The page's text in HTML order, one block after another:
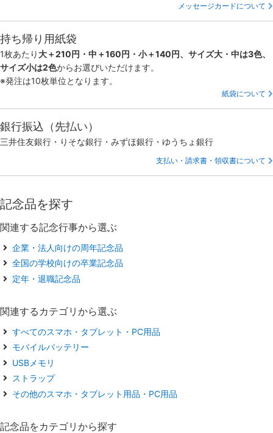
メッセージカードについて
持ち帰り用紙袋
1枚あたり 大＋210円・中＋160円・小＋140円、サイズ大・中は3色、
サイズ小は2色からお選びいただけます。
※発注は10枚単位となります。
紙袋について
銀行振込（先払い）
三井住友銀行・りそな銀行・みずほ銀行・ゆうちょ銀行
支払い・請求書・領収書について
記念品を探す
関連する記念行事から選ぶ
企業・法人向けの周年記念品
全国の学校向けの卒業記念品
定年・退職記念品
関連するカテゴリから選ぶ
すべてのスマホ・タブレット・PC用品
モバイルバッテリー
USBメモリ
ストラップ
その他のスマホ・タブレット用品・PC用品
記念品をカテゴリから探す